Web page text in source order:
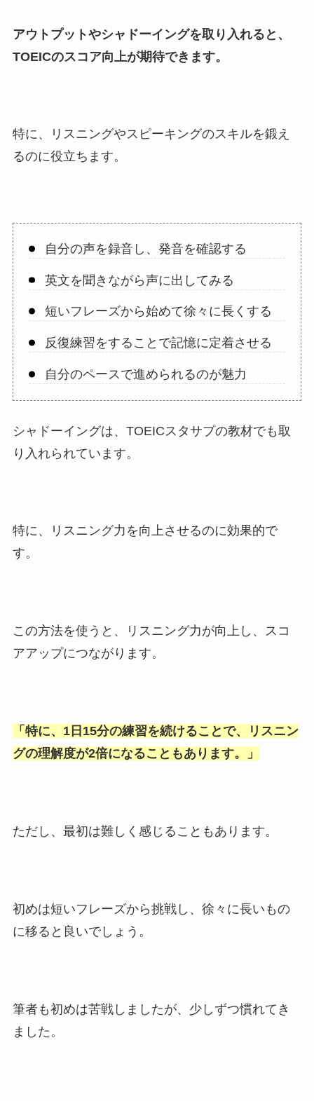
アウトプットやシャドーイングを取り入れると、
TOEICのスコア向上が期待できます。
特に、リスニングやスピーキングのスキルを鍛え
るのに役立ちます。
自分の声を録音し、発音を確認する
英文を聞きながら声に出してみる
短いフレーズから始めて徐々に長くする
反復練習をすることで記憶に定着させる
自分のペースで進められるのが魅力
シャドーイングは、TOEICスタサプの教材でも取
り入れられています。
特に、リスニング力を向上させるのに効果的で
す。
この方法を使うと、リスニング力が向上し、スコ
アアップにつながります。
「 特に、1日15分の練習を続けることで、リスニン
グの理解度が2倍になることもあります。
」
ただし、最初は難しく感じることもあります。
初めは短いフレーズから挑戦し、徐々に長いもの
に移ると良いでしょう。
筆者も初めは苦戦しましたが、少しずつ慣れてき
ました。